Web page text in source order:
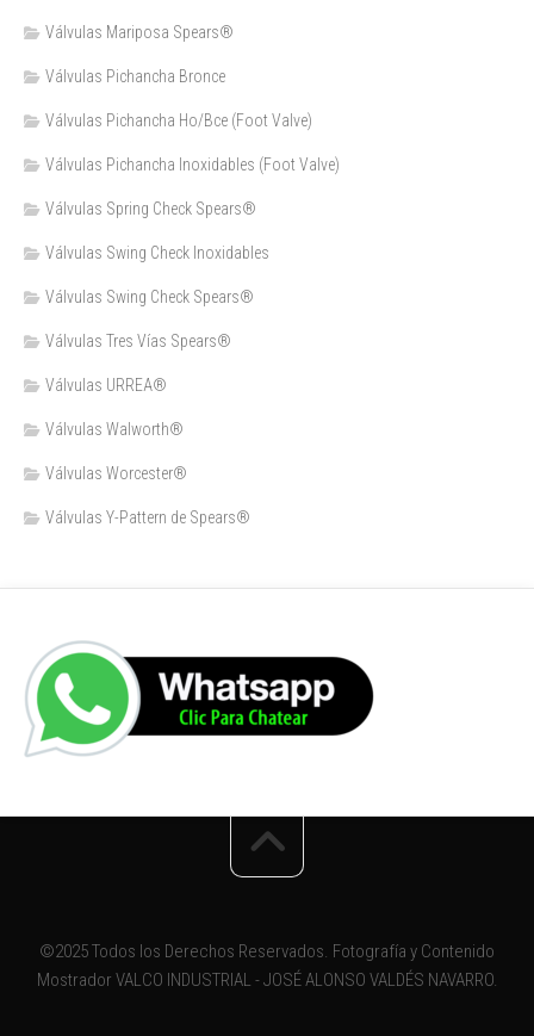
Válvulas Mariposa Spears®
Válvulas Pichancha Bronce
Válvulas Pichancha Ho/Bce (Foot Valve)
Válvulas Pichancha Inoxidables (Foot Valve)
Válvulas Spring Check Spears®
Válvulas Swing Check Inoxidables
Válvulas Swing Check Spears®
Válvulas Tres Vías Spears®
Válvulas URREA®
Válvulas Walworth®
Válvulas Worcester®
Válvulas Y-Pattern de Spears®️
©2025 Todos los Derechos Reservados. Fotografía y Contenido
Mostrador VALCO INDUSTRIAL - JOSÉ ALONSO VALDÉS NAVARRO.